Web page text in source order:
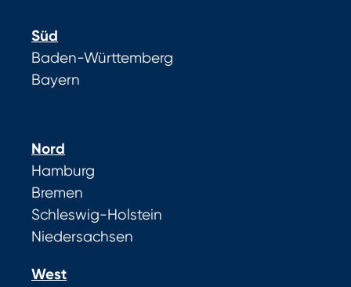
Süd
Baden-Württemberg
Bayern
Nord
Hamburg
Bremen
Schleswig-Holstein
Niedersachsen
West